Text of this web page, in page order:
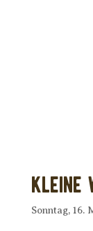
Kleine
Sonntag, 16.